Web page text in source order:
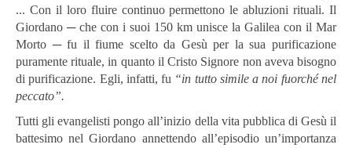
... Con il loro fluire continuo permettono le abluzioni rituali. Il
Giordano ─ che con i suoi 150 km unisce la Galilea con il Mar
Morto ─ fu il fiume scelto da Gesù per la sua purificazione
puramente rituale, in quanto il Cristo Signore non aveva bisogno
di purificazione. Egli, infatti, fu “in tutto simile a noi fuorché nel
peccato”.
Tutti gli evangelisti pongo all’inizio della vita pubblica di Gesù il
battesimo nel Giordano annettendo all’episodio un’importanza